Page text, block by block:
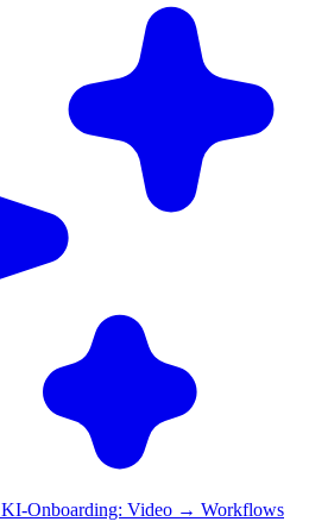
KI-Onboarding: Video → Workflows